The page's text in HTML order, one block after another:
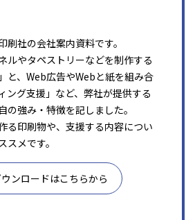
刷社の会社案内資料です。
ルやタペストリーなどを制作する
と、Web広告やWebと紙を組み合
ング支援」など、弊社が提供する
の強み・特徴を記しました。
る印刷物や、支援する内容につい
スメです。
ンロードはこちらから